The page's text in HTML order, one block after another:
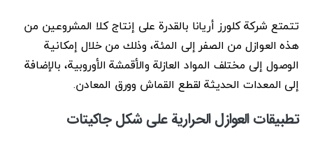
تتمتع شركة كلورز أريانا بالقدرة على إنتاج كلا المشروعين من
هذه العوازل من الصفر إلى المئة، وذلك من خلال إمكانية
الوصول إلى مختلف المواد العازلة والأقمشة الأوروبية، بالإضافة
إلى المعدات الحديثة لقطع القماش وورق المعادن.
تطبيقات العوازل الحرارية على شكل جاكيتات